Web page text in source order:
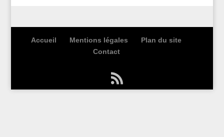
Accueil Mentions légales
Plan du site
Contact